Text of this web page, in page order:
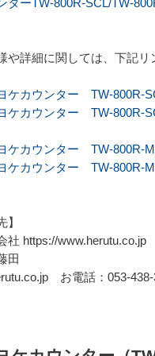
ターTW-800R-SCL/TW-
詳細に関しては、下記リ
ケカウンター TW-800R-
ケカウンター TW-800R-
ケカウンター TW-800R-
ケカウンター TW-800R-
】
社 https://www.herutu.co.jp
田
お電話：053-438-